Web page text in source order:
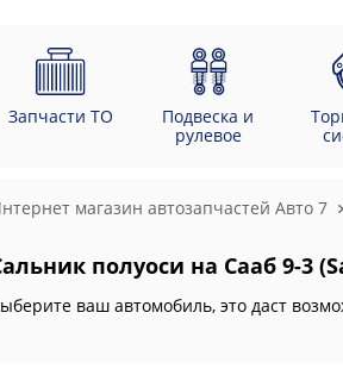
Запчасти ТО
Подвеска и
рулевое
магазин автозапчастей Авто 7
полуоси на Сааб 9-3
ваш автомобиль, это даст